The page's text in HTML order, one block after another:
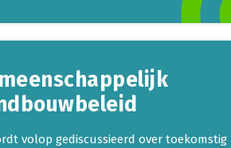
volop gediscussieerd over toekomstig